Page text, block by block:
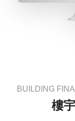
BUILDING
樓